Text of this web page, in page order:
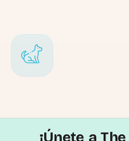
¡Únete a